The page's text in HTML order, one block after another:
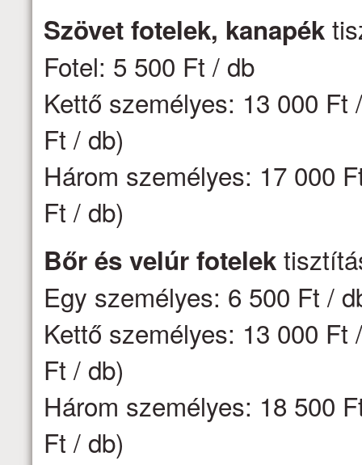
Szövet fotelek, kanapék
Fotel: 5 500 Ft / db
Kettő személyes: 13 000
Ft / db)
Három személyes: 17 000
Ft / db)
Bőr és velúr fotelek
Egy személyes: 6 500 Ft /
Kettő személyes: 13 000
Ft / db)
Három személyes: 18 500
Ft / db)